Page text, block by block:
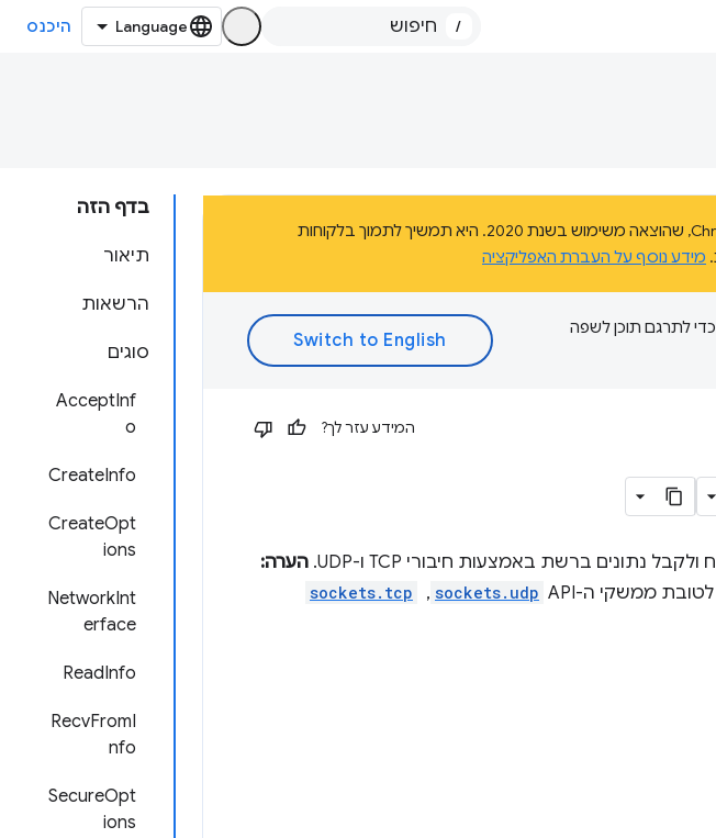
/ היכנס
בדף הזה
תיאור
הרשאות
סוגים
AcceptInf
o
CreateInfo
CreateOpt
ions
NetworkInt
erface
ReadInfo
RecvFromI
nfo
SecureOpt
ions
הדף הזה הוא חלק מהתיעוד של פלטפורמת אפליקציות Chrome, שהוצאה משימוש בשנת 2020. היא תמשיך לתמוך בלקוחות
מידע נוסף על העברת האפליקציה
‫Google משתמשת בטכנולוגיית AI כדי לתרגם תוכן לשפה
המידע עזר לך?
הערה:
sockets.udp
, ‏
sockets.tcp